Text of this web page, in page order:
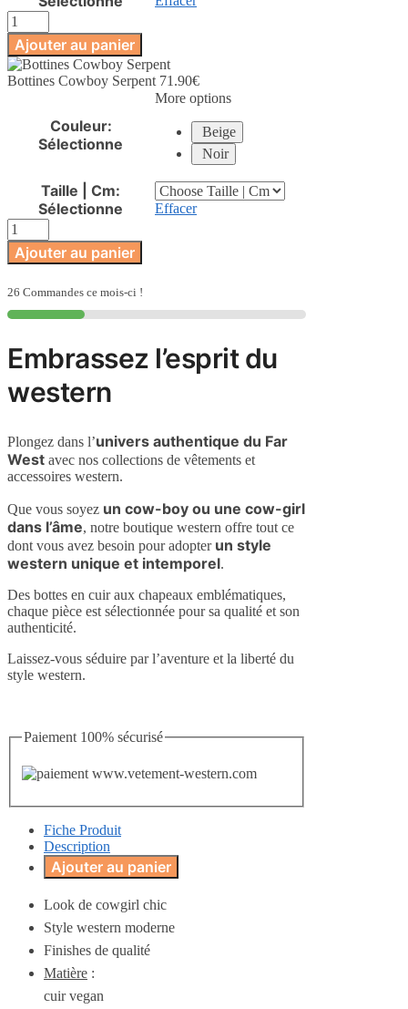
quantité
de
Bottines
Cowboy
Serpent
Ajouter au panier
Bottines Cowboy Serpent 71.90€
Couleur:
Sélectionne
More options
Beige
Noir
Taille | Cm:
Sélectionne
Effacer
quantité
de
Bottines
Serpent
Ajouter au panier
26 Commandes ce mois-ci !
Embrassez l’esprit du
western
Plongez dans l’univers authentique du Far
West avec nos collections de vêtements et
accessoires western.
Que vous soyez un cow-boy ou une cow-girl
dans l’âme, notre boutique western offre tout ce
dont vous avez besoin pour adopter un style
western unique et intemporel.
Des bottes en cuir aux chapeaux emblématiques,
chaque pièce est sélectionnée pour sa qualité et son
authenticité.
Laissez-vous séduire par l’aventure et la liberté du
style western.
Paiement 100% sécurisé
Fiche Produit
Description
Ajouter au panier
Look de cowgirl chic
Style western moderne
Finishes de qualité
Matière :
cuir vegan